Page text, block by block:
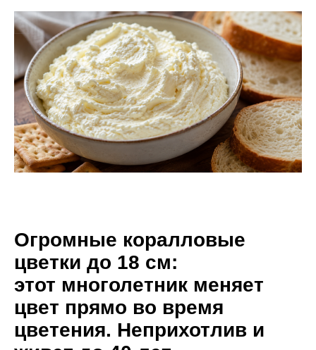
Огромные коралловые
цветки до 18 см:
этот многолетник меняет
цвет прямо во время
цветения. Неприхотлив и